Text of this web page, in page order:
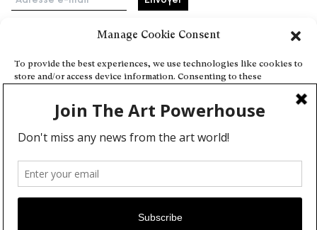
Manage Cookie Consent
To provide the best experiences, we use technologies like cookies to
store and/or access device information. Consenting to these
or unique IDs on this site. Not consenting or withdrawing consent,
may adversely affect certain features and functions.
Deny
View preferences
Adresse e-mail
Accueil
Événements
À propos
Partenaires
Contact
Conditions générales
Confidentialité et cookies
Communiquer votre événement